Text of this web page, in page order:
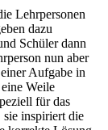
Lehrpersonen
dazu
Schüler dann
nun aber
Aufgabe in
Weile
für das
sie inspiriert die